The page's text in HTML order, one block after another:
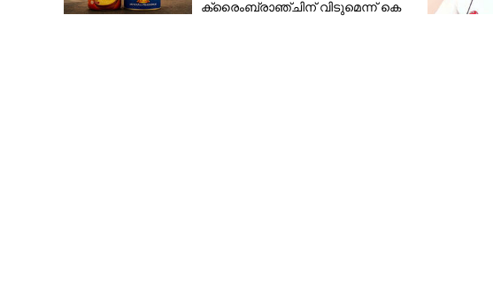
ക്രൈംബ്രാഞ്ചിന് വിടുമെന്ന് കെ